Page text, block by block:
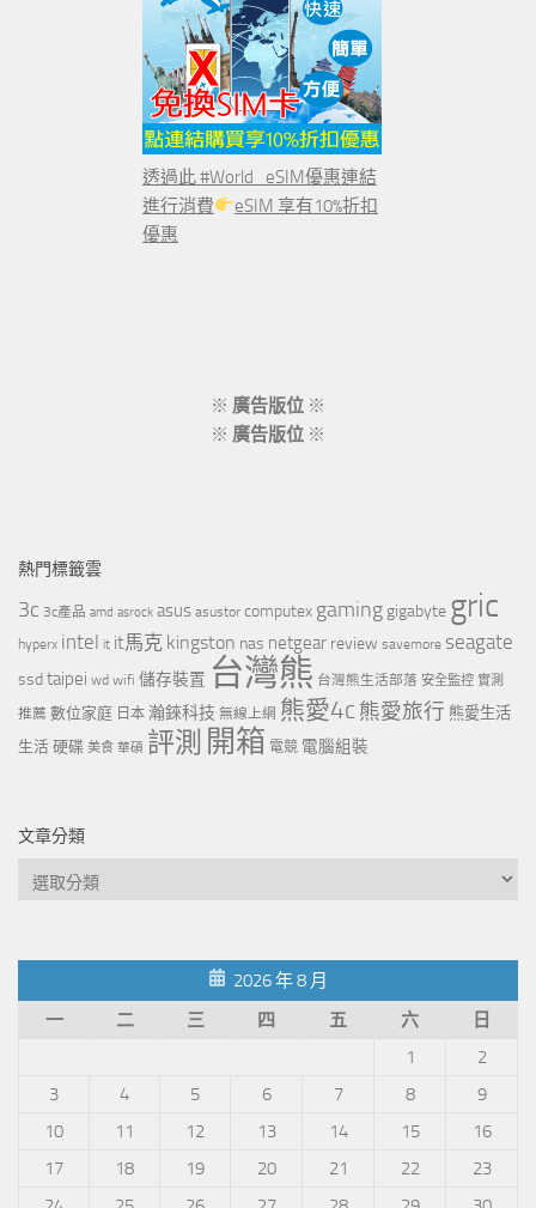
透過此 #World_eSIM優惠連結
進行消費
eSIM 享有10%折扣
優惠
※ 廣告版位 ※
※ 廣告版位 ※
熱門標籤雲
3c 3c產品 amd asrock asus asustor computex gaming gigabyte gric
hyperx intel it it馬克 kingston nas netgear review savemore seagate
ssdtaipei wd wifi 儲存裝置 台灣熊 台灣熊生活部落 安全監控 實測
推薦 數位家庭 日本 瀚錸科技 無線上網 熊愛4c熊愛旅行 熊愛生活
生活 硬碟 美食 華碩 評測 開箱 電競 電腦組裝
文章分類
文
類
2026 年 8 月
一
二 三 四 五 六
日
1
2
3
4 5 6 7 8
9
10
11 12 13 14 15
16
17
18 19 20 21 22
23